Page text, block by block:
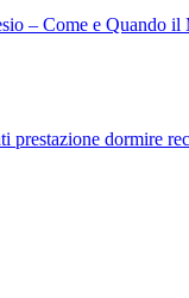
– Come e Quando il
prestazione dormire